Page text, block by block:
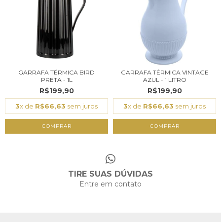
GARRAFA TÉRMICA BIRD
PRETA - 1L
R$199,90
3x de R$66,63 sem juros
COMPRAR
GARRAFA TÉRMICA VINTAGE
AZUL - 1 LITRO
R$199,90
3x de R$66,63 sem juros
TIRE SUAS DÚVIDAS
Entre em contato